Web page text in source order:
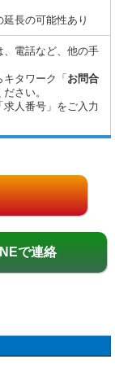
長の可能性あり
、電話など、他の手
タワーク「 お問合
さい。
人番号」をご入力
で連絡